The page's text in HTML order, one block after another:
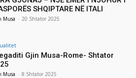
SHQIPTARE NË ITALI
Musa - 20 Shtator 2025
Gjin Musa-Rome- Shtator
Musa - 8 Shtator 2025